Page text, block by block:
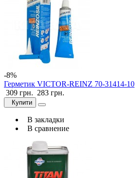
-8%
Герметик VICTOR-REINZ 70-31414-10
309 грн. 283 грн.
Купити
В закладки
В сравнение